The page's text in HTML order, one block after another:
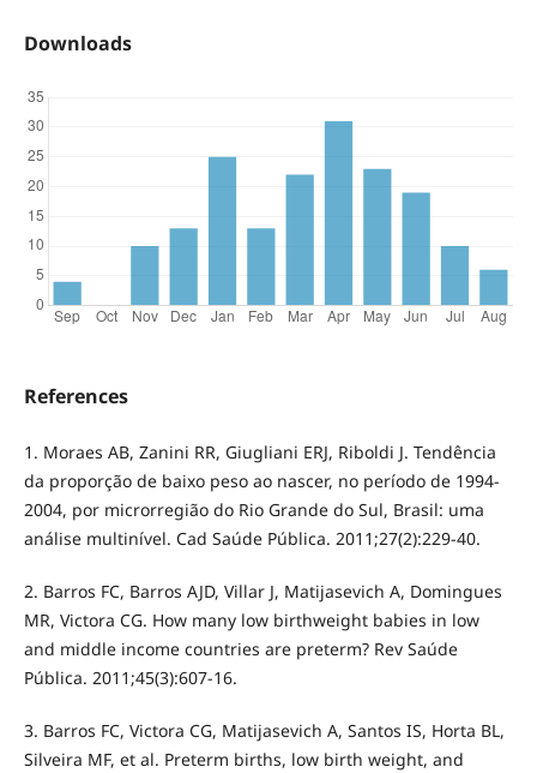
Downloads
References
1. Moraes AB, Zanini RR, Giugliani ERJ, Riboldi J. Tendência
da proporção de baixo peso ao nascer, no período de 1994-
2004, por microrregião do Rio Grande do Sul, Brasil: uma
análise multinível. Cad Saúde Pública. 2011;27(2):229-40.
2. Barros FC, Barros AJD, Villar J, Matijasevich A, Domingues
MR, Victora CG. How many low birthweight babies in low
and middle income countries are preterm? Rev Saúde
Pública. 2011;45(3):607-16.
3. Barros FC, Victora CG, Matijasevich A, Santos IS, Horta BL,
Silveira MF, et al. Preterm births, low birth weight, and